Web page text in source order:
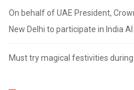
On behalf of UAE President,
New Delhi to participate in India
Must try magical festivities